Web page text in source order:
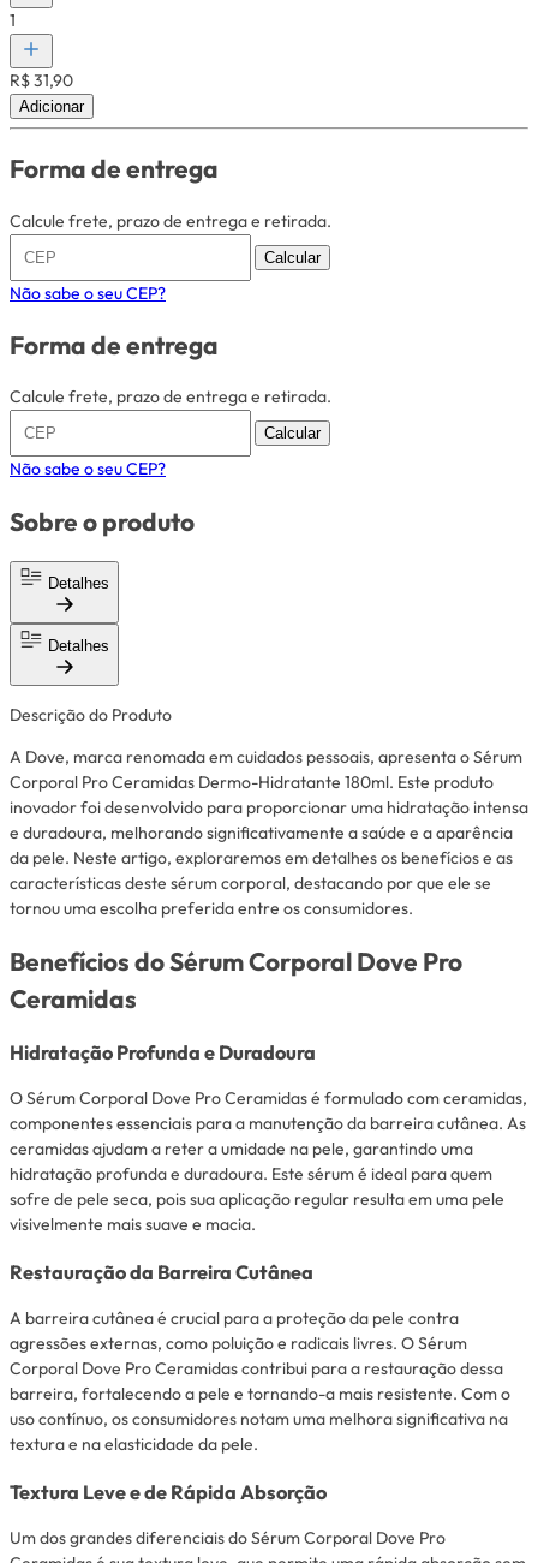
1
R$ 31,90
Adicionar
Forma de entrega
Calcule frete, prazo de entrega e retirada.
Calcular
Não sabe o seu CEP?
Forma de entrega
Calcule frete, prazo de entrega e retirada.
Calcular
Não sabe o seu CEP?
Sobre o produto
Detalhes
Detalhes
Descrição do Produto
A Dove, marca renomada em cuidados pessoais, apresenta o Sérum
Corporal Pro Ceramidas Dermo-Hidratante 180ml. Este produto
inovador foi desenvolvido para proporcionar uma hidratação intensa
e duradoura, melhorando significativamente a saúde e a aparência
da pele. Neste artigo, exploraremos em detalhes os benefícios e as
características deste sérum corporal, destacando por que ele se
tornou uma escolha preferida entre os consumidores.
Benefícios do Sérum Corporal Dove Pro
Ceramidas
Hidratação Profunda e Duradoura
O Sérum Corporal Dove Pro Ceramidas é formulado com ceramidas,
componentes essenciais para a manutenção da barreira cutânea. As
ceramidas ajudam a reter a umidade na pele, garantindo uma
hidratação profunda e duradoura. Este sérum é ideal para quem
sofre de pele seca, pois sua aplicação regular resulta em uma pele
visivelmente mais suave e macia.
Restauração da Barreira Cutânea
A barreira cutânea é crucial para a proteção da pele contra
agressões externas, como poluição e radicais livres. O Sérum
Corporal Dove Pro Ceramidas contribui para a restauração dessa
barreira, fortalecendo a pele e tornando-a mais resistente. Com o
uso contínuo, os consumidores notam uma melhora significativa na
textura e na elasticidade da pele.
Textura Leve e de Rápida Absorção
Um dos grandes diferenciais do Sérum Corporal Dove Pro